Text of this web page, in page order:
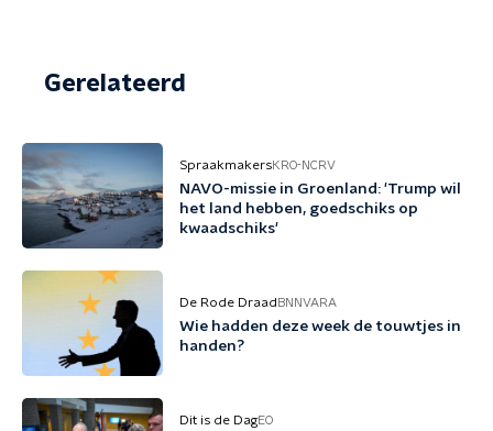
Gerelateerd
SpraakmakersKRO-NCRV
NAVO-missie in Groenland: 'Trump wil
het land hebben, goedschiks op
kwaadschiks'
De Rode Draad BNNVARA
Wie hadden deze week de touwtjes in
handen?
Dit is de DagEO